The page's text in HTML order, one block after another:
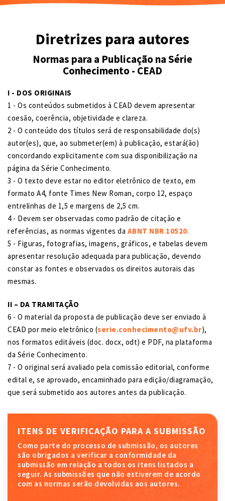
Diretrizes para autores
Normas para a Publicação na Série
Conhecimento - CEAD
I - DOS ORIGINAIS
1 - Os conteúdos submetidos à CEAD devem apresentar
coesão, coerência, objetividade e clareza.
2 - O conteúdo dos títulos será de responsabilidade do(s)
autor(es), que, ao submeter(em) à publicação, estará(ão)
concordando explicitamente com sua disponibilização na
página da Série Conhecimento.
3 - O texto deve estar no editor eletrônico de texto, em
formato A4, fonte Times New Roman, corpo 12, espaço
entrelinhas de 1,5 e margens de 2,5 cm.
4 - Devem ser observadas como padrão de citação e
referências, as normas vigentes da ABNT NBR 10520.
5 - Figuras, fotografias, imagens, gráficos, e tabelas devem
apresentar resolução adequada para publicação, devendo
constar as fontes e observados os direitos autorais das
mesmas.
II – DA TRAMITAÇÃO
6 - O material da proposta de publicação deve ser enviado à
CEAD por meio eletrônico (serie.conhecimento@ufv.br),
nos formatos editáveis (doc. docx, odt) e PDF, na plataforma
da Série Conhecimento.
7 - O original será avaliado pela comissão editorial, conforme
edital e, se aprovado, encaminhado para edição/diagramação,
que será submetido aos autores antes da publicação.
ITENS DE VERIFICAÇÃO PARA A SUBMISSÃO
Como parte do processo de submissão, os autores
são obrigados a verificar a conformidade da
submissão em relação a todos os itens listados a
seguir. As submissões que não estiverem de acordo
com as normas serão devolvidas aos autores.